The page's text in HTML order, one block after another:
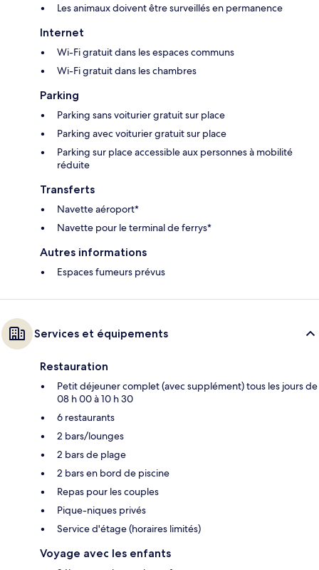
Les animaux doivent être surveillés en permanence
Internet
Wi-Fi gratuit dans les espaces communs
Wi-Fi gratuit dans les chambres
Parking
Parking sans voiturier gratuit sur place
Parking avec voiturier gratuit sur place
Parking sur place accessible aux personnes à mobilité
réduite
Transferts
Navette aéroport*
Navette pour le terminal de ferrys*
Autres informations
Espaces fumeurs prévus
Services et équipements
Restauration
Petit déjeuner complet (avec supplément) tous les jours de
08 h 00 à 10 h 30
6 restaurants
2 bars/lounges
2 bars de plage
2 bars en bord de piscine
Repas pour les couples
Pique-niques privés
Service d'étage (horaires limités)
Voyage avec les enfants